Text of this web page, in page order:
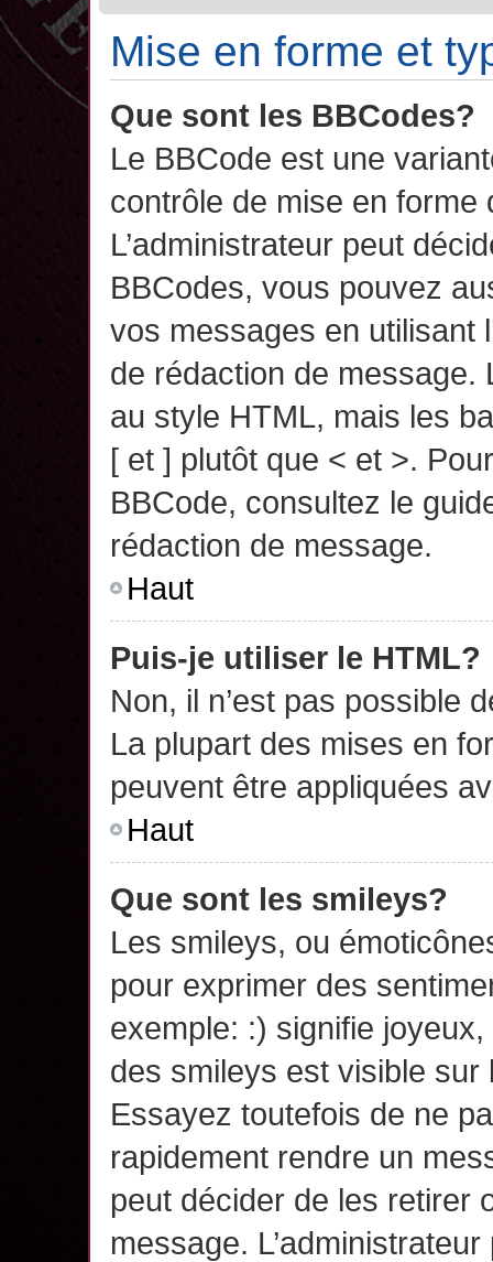
Mise en forme et
Que sont les BBCodes?
Le BBCode est une
contrôle de mise en forme
L’administrateur peut
BBCodes, vous pouvez
vos messages en utilisant
de rédaction de message.
au style HTML, mais les
[ et ] plutôt que < et >.
BBCode, consultez le
rédaction de message.
Haut
Puis-je utiliser le HTML?
Non, il n’est pas possible
La plupart des mises en
peuvent être appliquées
Haut
Que sont les smileys?
Les smileys, ou
pour exprimer des
exemple: :) signifie
des smileys est visible
Essayez toutefois de ne
rapidement rendre un
peut décider de les retirer
message.